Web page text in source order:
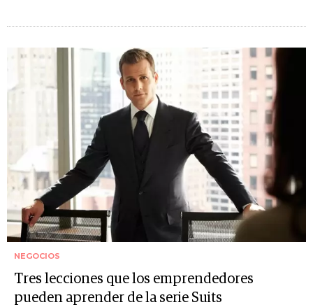
NEGOCIOS
Tres lecciones que los emprendedores
pueden aprender de la serie Suits